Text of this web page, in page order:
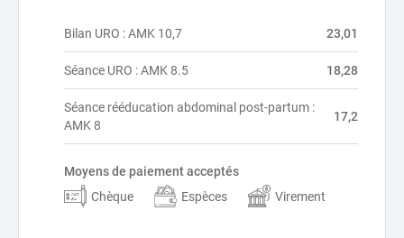
Bilan URO : AMK 10,7 23,01
Séance URO : AMK 8.5 18,28
Séance rééducation abdominal post-partum :
AMK 8
17,2
Moyens de paiement acceptés
Chèque
Espèces Virement